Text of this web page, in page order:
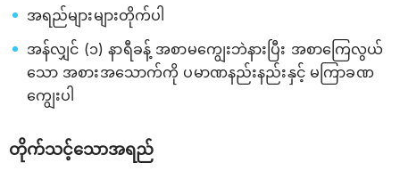
အရည်များများတိုက်ပါ
အန်လျှင် (၁) နာရီခန့် အစာမကျွေးဘဲနားပြီး အစာကြေလွယ်
သော အစားအသောက်ကို ပမာဏနည်းနည်းနှင့် မကြာခဏ
ကျွေးပါ
တိုက်သင့်သောအရည်